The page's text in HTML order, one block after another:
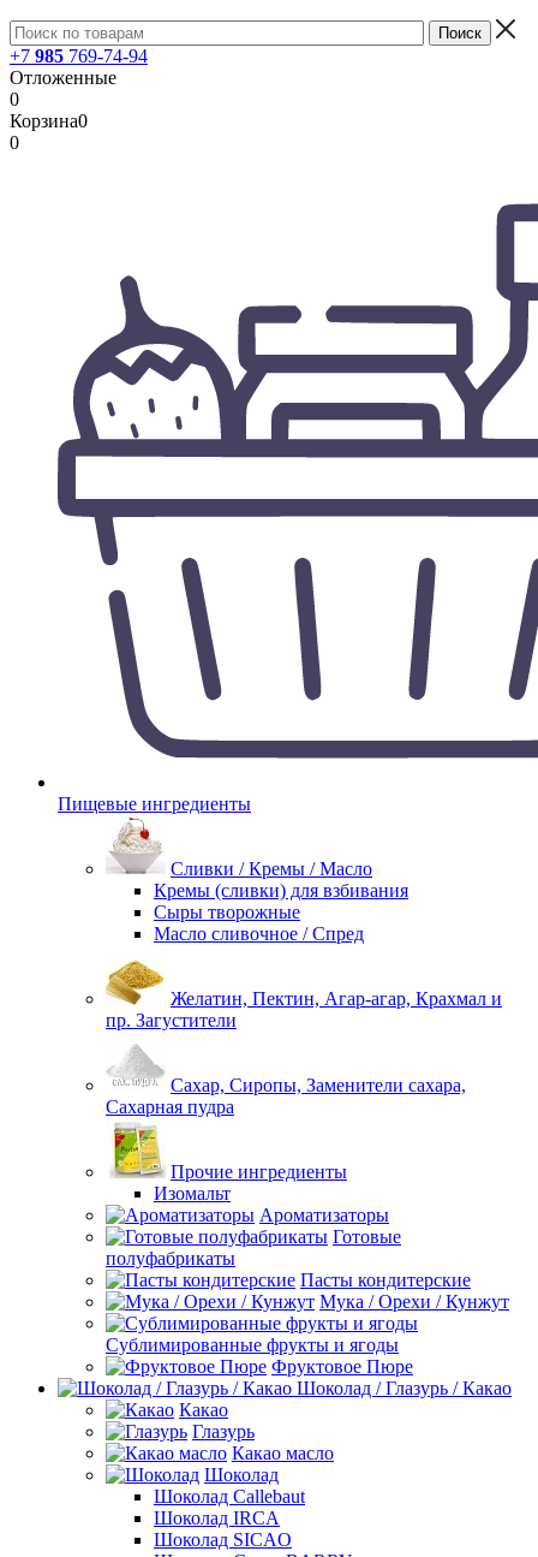
+7 985 769-74-94
Отложенные
0
Корзина0
0
Пищевые ингредиенты
Сливки / Кремы / Масло
Кремы (сливки) для взбивания
Сыры творожные
Масло сливочное / Спред
Желатин, Пектин, Агар-агар, Крахмал и
пр. Загустители
Сахар, Сиропы, Заменители сахара,
Сахарная пудра
Прочие ингредиенты
Изомальт
Ароматизаторы
Готовые
полуфабрикаты
Пасты кондитерские
Мука / Орехи / Кунжут
Сублимированные фрукты и ягоды
Фруктовое Пюре
Шоколад / Глазурь / Какао
Какао
Глазурь
Какао масло
Шоколад
Шоколад Callebaut
Шоколад IRCA
Шоколад SICAO